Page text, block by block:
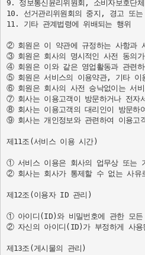
9. 정보통신윤리위원회, 소비자보호단
10. 선거관리위원회의 중지, 경고 또
11. 기타 관계법령에 위배되는 행위
② 회원은 이 약관에 규정하는 사항과
③ 회원은 회사의 명시적인 사전 동의
④ 회원은 이와 같은 영업활동과 관련
⑤ 회원은 서비스의 이용약관, 기타 이
⑥ 회원은 회사의 사전 승낙없이는 서
⑦ 회사는 이용고객이 방문하거나 전자
⑧ 회사는 이용고객의 대리인이 방문하
⑨ 회사는 개인정보와 관련하여 이용고
제11조(서비스 이용 시간)
① 서비스 이용은 회사의 업무상 또는
② 회사는 회사가 통제할 수 없는 사유
제12조(이용자 ID 관리)
① 아이디(ID)와 비밀번호에 관한 모든
② 자신의 아이디(ID)가 부정하게 사용
제13조(게시물의 관리)